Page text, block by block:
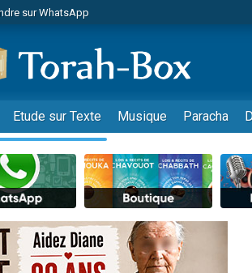
sur WhatsApp
don pour 5 jours de vacances aux Orphelins
don pour Diane, 80 ans, dans un appartement
sur WhatsApp
une bénédiction
don pour Sauvez la jambe de Yohan
groupe sur Zoom
Box Music
sur WhatsApp
sur WhatsApp
Etude sur Texte Musique Paracha